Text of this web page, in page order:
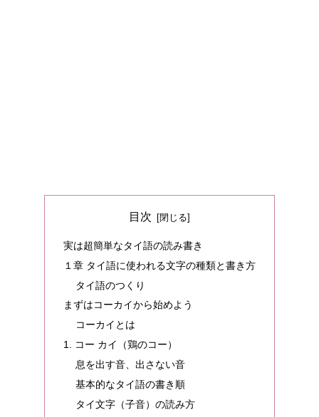
目次
実は超簡単なタイ語の読み書き
１章 タイ語に使われる文字の種類と書き方
タイ語のつくり
まずはコーカイから始めよう
コーカイとは
1. コー カイ（鶏のコー）
息を出す音、出さない音
基本的なタイ語の書き順
タイ文字（子音）の読み方